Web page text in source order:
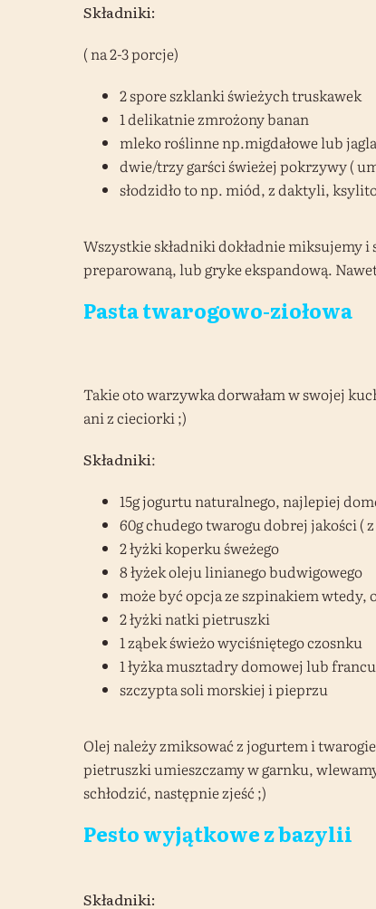
Składniki:
( na 2-3 porcje)
2 spore szklanki świeżych truskawek
1 delikatnie zmrożony banan
mleko roślinne np.migdałowe lub
dwie/trzy garści świeżej pokrzywy (
słodzidło to np. miód, z daktyli,
Wszystkie składniki dokładnie miksujemy
preparowaną, lub gryke ekspandową.
Pasta twarogowo-ziołowa
Takie oto warzywka dorwałam w swojej
ani z cieciorki ;)
Składniki:
15g jogurtu naturalnego, najlepiej
60g chudego twarogu dobrej jakości (
2 łyżki koperku śweżego
8 łyżek oleju linianego budwigowego
może być opcja ze szpinakiem
2 łyżki natki pietruszki
1 ząbek świeżo wyciśniętego czosnku
1 łyżka musztadry domowej lub
szczypta soli morskiej i pieprzu
Olej należy zmiksować z jogurtem i
pietruszki umieszczamy w garnku,
schłodzić, następnie zjeść ;)
Pesto wyjątkowe z bazylii
Składniki: